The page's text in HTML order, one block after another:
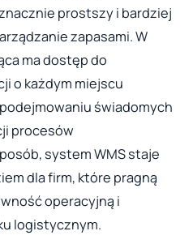
prostszy i bardziej
zapasami. W
ma dostęp do
o każdym miejscu
świadomych
procesów
system WMS staje
dla firm, które pragną
operacyjną i
logistycznym.